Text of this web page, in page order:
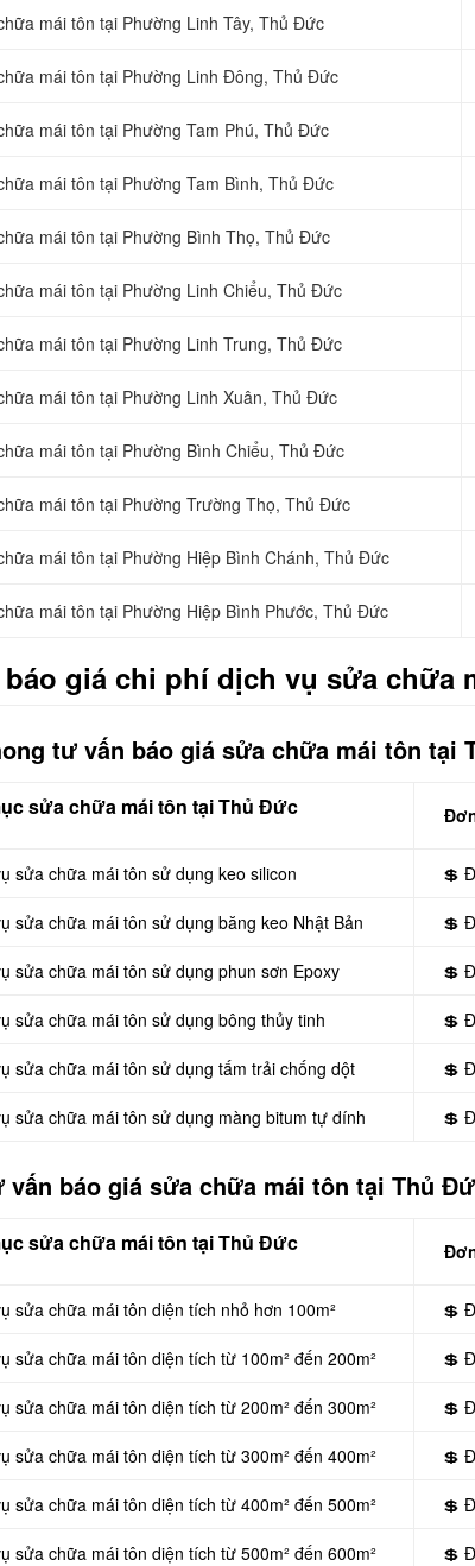
mái tôn tại Phường Linh Tây, Thủ Đức
mái tôn tại Phường Linh Đông, Thủ Đức
mái tôn tại Phường Tam Phú, Thủ Đức
mái tôn tại Phường Tam Bình, Thủ Đức
mái tôn tại Phường Bình Thọ, Thủ Đức
mái tôn tại Phường Linh Chiểu, Thủ Đức
mái tôn tại Phường Linh Trung, Thủ Đức
mái tôn tại Phường Linh Xuân, Thủ Đức
mái tôn tại Phường Bình Chiểu, Thủ Đức
mái tôn tại Phường Trường Thọ, Thủ Đức
mái tôn tại Phường Hiệp Bình Chánh, Thủ Đức
mái tôn tại Phường Hiệp Bình Phước, Thủ Đức
giá chi phí dịch vụ sửa chữa
tư vấn báo giá sửa chữa mái tôn tại
sửa chữa mái tôn tại Thủ Đức
sửa chữa mái tôn sử dụng keo silicon 💲
sửa chữa mái tôn sử dụng băng keo Nhật Bản 💲
sửa chữa mái tôn sử dụng phun sơn Epoxy 💲
sửa chữa mái tôn sử dụng bông thủy tinh 💲
sửa chữa mái tôn sử dụng tấm trải chống dột 💲
sửa chữa mái tôn sử dụng màng bitum tự dính 💲
vấn báo giá sửa chữa mái tôn tại Thủ
sửa chữa mái tôn tại Thủ Đức
sửa chữa mái tôn diện tích nhỏ hơn 100m² 💲
sửa chữa mái tôn diện tích từ 100m² đến 200m² 💲
sửa chữa mái tôn diện tích từ 200m² đến 300m² 💲
sửa chữa mái tôn diện tích từ 300m² đến 400m² 💲
sửa chữa mái tôn diện tích từ 400m² đến 500m² 💲
sửa chữa mái tôn diện tích từ 500m² đến 600m² 💲